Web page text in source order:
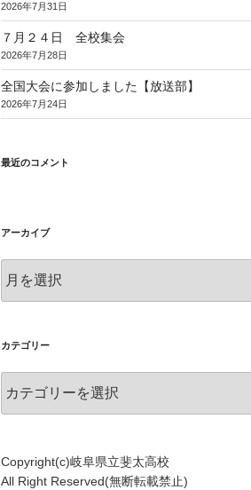
2026年7月31日
７月２４日 全校集会
2026年7月28日
全国大会に参加しました【放送部】
2026年7月24日
最近のコメント
アーカイブ
ー
ブ
カテゴリー
テ
ー
Copyright(c)岐阜県立斐太高校
All Right Reserved(無断転載禁止)